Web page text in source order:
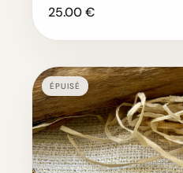
25.00 €
ÉPUISÉ